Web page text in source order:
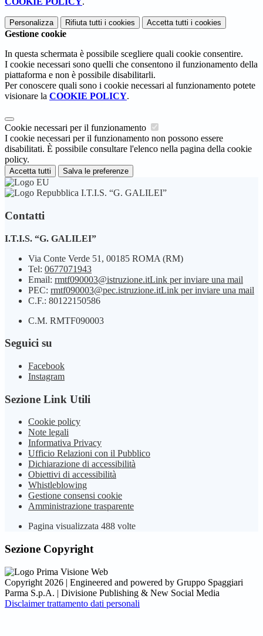
Personalizza Rifiuta tutti i cookies Accetta tutti i cookies
Gestione cookie
In questa schermata è possibile scegliere quali cookie consentire.
I cookie necessari sono quelli che consentono il funzionamento della
piattaforma e non è possibile disabilitarli.
Per conoscere quali sono i cookie necessari al funzionamento potete
visionare la COOKIE POLICY.
Cookie necessari per il funzionamento
I cookie necessari per il funzionamento non possono essere
disabilitati. È possibile consultare l'elenco nella pagina della cookie
policy.
Accetta tutti Salva le preferenze
I.T.I.S. “G. GALILEI”
Contatti
I.T.I.S. “G. GALILEI”
Via Conte Verde 51, 00185 ROMA (RM)
Tel: 0677071943
Email: rmtf090003@istruzione.itLink per inviare una mail
PEC: rmtf090003@pec.istruzione.itLink per inviare una mail
C.F.: 80122150586
C.M. RMTF090003
Seguici su
Facebook
Instagram
Sezione Link Utili
Cookie policy
Note legali
Informativa Privacy
Ufficio Relazioni con il Pubblico
Dichiarazione di accessibilità
Obiettivi di accessibilità
Whistleblowing
Gestione consensi cookie
Amministrazione trasparente
Pagina visualizzata 488 volte
Sezione Copyright
Copyright 2026 | Engineered and powered by Gruppo Spaggiari
Parma S.p.A. | Divisione Publishing & New Social Media
Disclaimer trattamento dati personali